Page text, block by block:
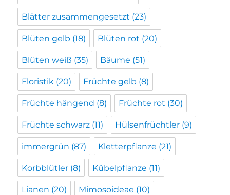
Blätter zusammengesetzt (23)
Blüten gelb (18) Blüten rot (20)
Blüten weiß (35) Bäume (51)
Floristik (20) Früchte gelb (8)
Früchte hängend (8) Früchte rot (30)
Früchte schwarz (11) Hülsenfrüchtler (9)
immergrün (87) Kletterpflanze (21)
Korbblütler (8) Kübelpflanze (11)
Lianen (20) Mimosoideae (10)